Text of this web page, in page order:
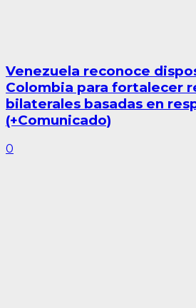
Venezuela reconoce
Colombia para fortalecer
bilaterales basadas en
(+Comunicado)
0